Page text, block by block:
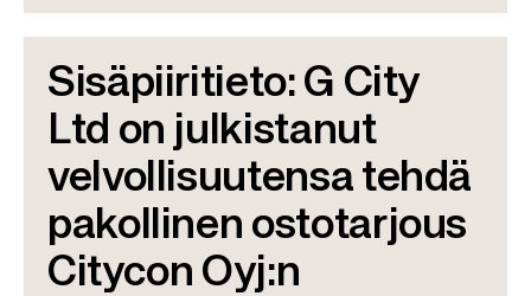
Sisäpiiritieto: G City
Ltd on julkistanut
velvollisuutensa tehdä
pakollinen ostotarjous
Citycon Oyj:n